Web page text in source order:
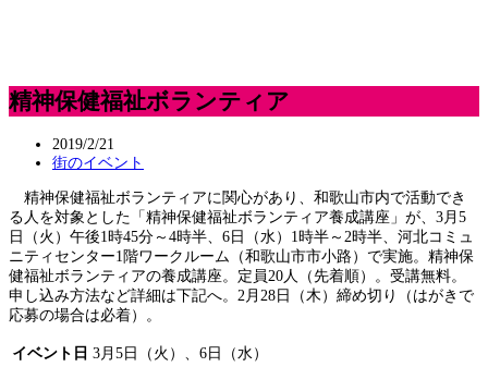
精神保健福祉ボランティア
2019/2/21
街のイベント
精神保健福祉ボランティアに関心があり、和歌山市内で活動でき
る人を対象とした「精神保健福祉ボランティア養成講座」が、3月5
日（火）午後1時45分～4時半、6日（水）1時半～2時半、河北コミュ
ニティセンター1階ワークルーム（和歌山市市小路）で実施。精神保
健福祉ボランティアの養成講座。定員20人（先着順）。受講無料。
申し込み方法など詳細は下記へ。2月28日（木）締め切り（はがきで
応募の場合は必着）。
イベント日 3月5日（火）、6日（水）